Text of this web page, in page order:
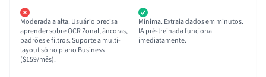
Moderada a alta. Usuário precisa
aprender sobre OCR Zonal, âncoras,
padrões e filtros. Suporte a multi-
layout só no plano Business
($159/mês).
Mínima. Extraia dados em minutos.
IA pré-treinada funciona
imediatamente.